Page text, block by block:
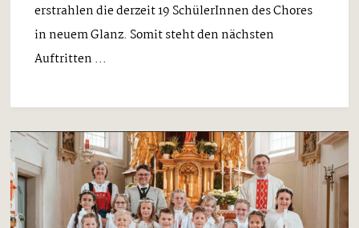
erstrahlen die derzeit 19 SchülerInnen des Chores
in neuem Glanz. Somit steht den nächsten
Auftritten ...